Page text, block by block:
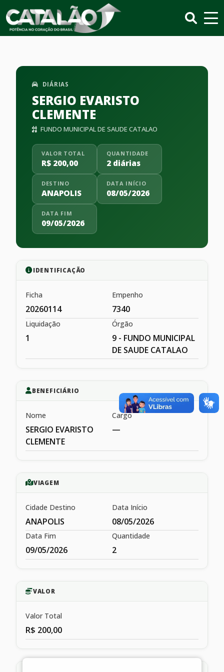
DIÁRIAS
SERGIO EVARISTO
CLEMENTE
FUNDO MUNICIPAL DE SAUDE CATALAO
VALOR TOTAL
R$ 200,00
QUANTIDADE
2 diárias
DESTINO
ANAPOLIS
DATA INÍCIO
08/05/2026
DATA FIM
09/05/2026
IDENTIFICAÇÃO
Ficha
20260114
Empenho
7340
Liquidação
1
Órgão
9 - FUNDO MUNICIPAL
DE SAUDE CATALAO
BENEFICIÁRIO
Nome
SERGIO EVARISTO
CLEMENTE
Cargo
—
VIAGEM
Cidade Destino
ANAPOLIS
Data Início
08/05/2026
Data Fim
09/05/2026
Quantidade
2
VALOR
Valor Total
R$ 200,00